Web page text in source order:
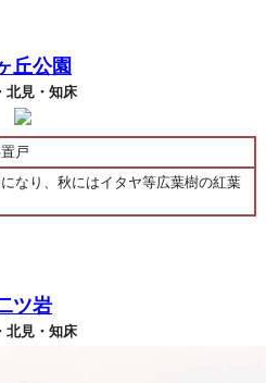
丘公園
北見・知床
戸
なり、秋にはイタヤ等広葉樹の紅葉
ツ岩
北見・知床